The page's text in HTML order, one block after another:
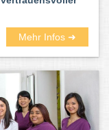
Mehr Infos ➜